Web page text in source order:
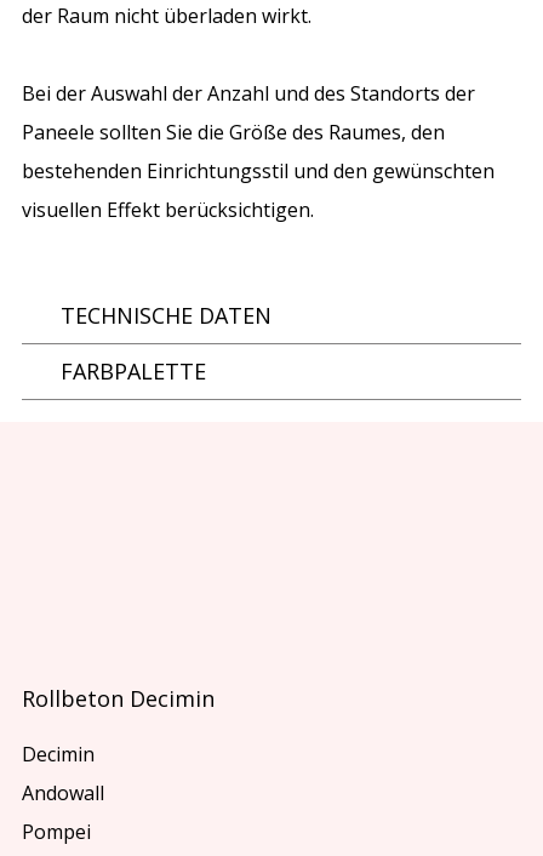
der Raum nicht überladen wirkt.
Bei der Auswahl der Anzahl und des Standorts der
Paneele sollten Sie die Größe des Raumes, den
bestehenden Einrichtungsstil und den gewünschten
visuellen Effekt berücksichtigen.
TECHNISCHE DATEN
FARBPALETTE
Rollbeton Decimin
Decimin
Andowall
Pompei